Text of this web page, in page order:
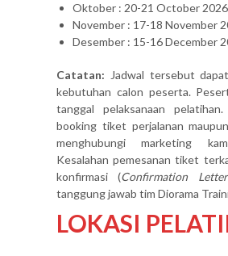
Oktober : 20-21 October 2026
November : 17-18 November
Desember : 15-16 December
Catatan: Jadwal tersebut
kebutuhan calon peserta.
tanggal pelaksanaan
booking tiket perjalanan
menghubungi marketing
Kesalahan pemesanan tiket
konfirmasi (Confirmation
tanggung jawab tim Diorama
LOKASI